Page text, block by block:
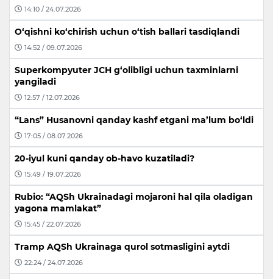
14:10 / 24.07.2026
O‘qishni ko‘chirish uchun o‘tish ballari tasdiqlandi
14:52 / 09.07.2026
Superkompyuter JCH g‘olibligi uchun taxminlarni
yangiladi
12:57 / 12.07.2026
“Lans” Husanovni qanday kashf etgani ma’lum bo‘ldi
17:05 / 08.07.2026
20-iyul kuni qanday ob-havo kuzatiladi?
15:49 / 19.07.2026
Rubio: “AQSh Ukrainadagi mojaroni hal qila oladigan
yagona mamlakat”
15:45 / 22.07.2026
Tramp AQSh Ukrainaga qurol sotmasligini aytdi
22:24 / 24.07.2026